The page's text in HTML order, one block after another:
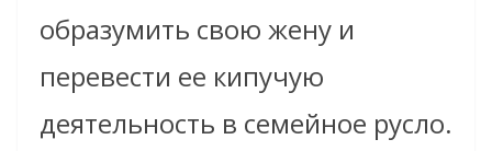
образумить свою жену и
перевести ее кипучую
деятельность в семейное русло.